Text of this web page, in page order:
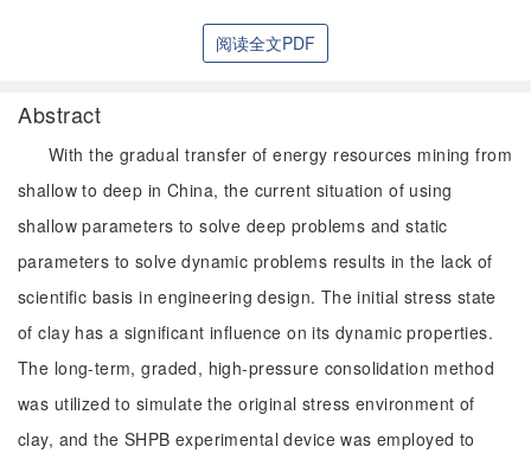
阅读全文PDF
Abstract
With the gradual transfer of energy resources mining from
shallow to deep in China, the current situation of using
shallow parameters to solve deep problems and static
parameters to solve dynamic problems results in the lack of
scientific basis in engineering design. The initial stress state
of clay has a significant influence on its dynamic properties.
The long-term, graded, high-pressure consolidation method
was utilized to simulate the original stress environment of
clay, and the SHPB experimental device was employed to